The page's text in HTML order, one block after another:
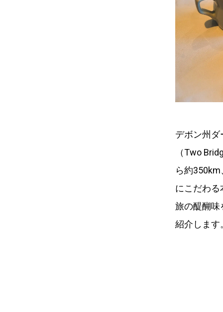
デボン州
（Two
ら約
にこだわ
旅の醍醐
紹介します